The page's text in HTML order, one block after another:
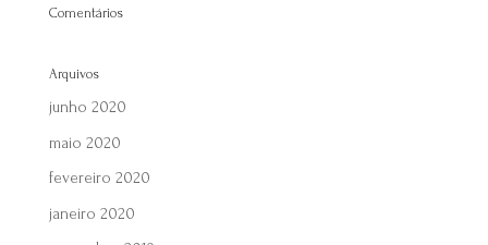
Comentários
Arquivos
junho 2020
maio 2020
fevereiro 2020
janeiro 2020